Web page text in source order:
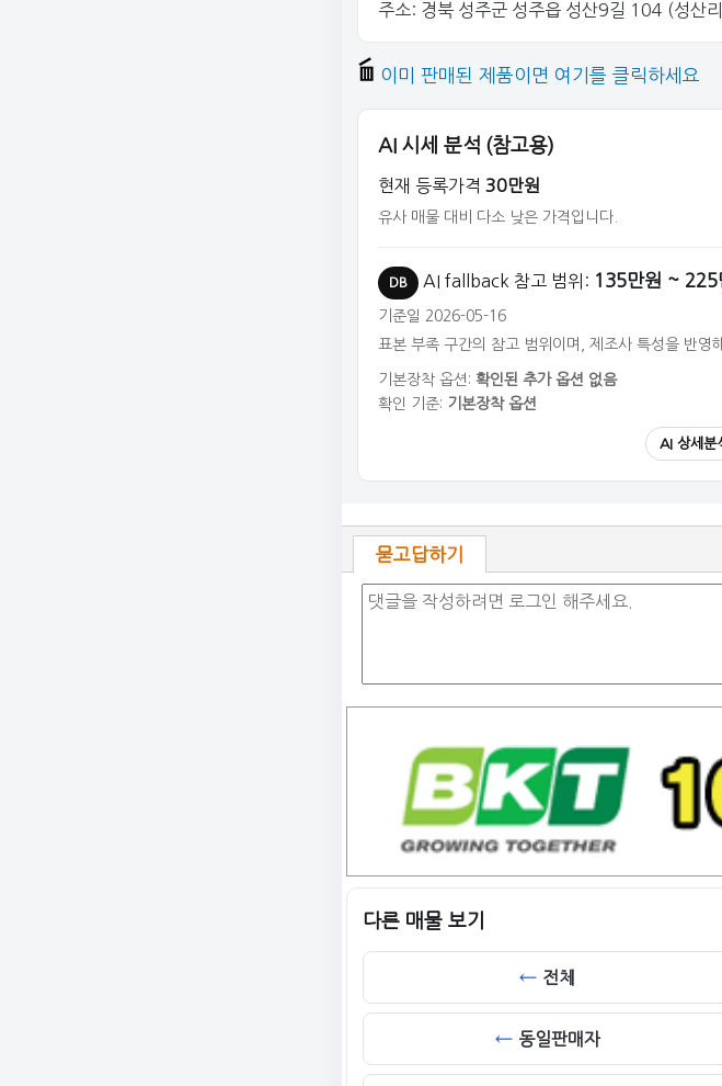
주소: 경북 성주군 성주읍 성산9길 104 (성산
이미 판매된 제품이면 여기를 클릭하세요
AI 시세 분석 (참고용)
현재 등록가격 30만원
유사 매물 대비 다소 낮은 가격입니다.
DB AI fallback 참고 범위: 135만원 ~ 225
기준일 2026-05-16
표본 부족 구간의 참고 범위이며, 제조사 특성을 반영
기본장착 옵션: 확인된 추가 옵션 없음
확인 기준: 기본장착 옵션
AI 상세분
묻고답하기
다른 매물 보기
전체
동일판매자